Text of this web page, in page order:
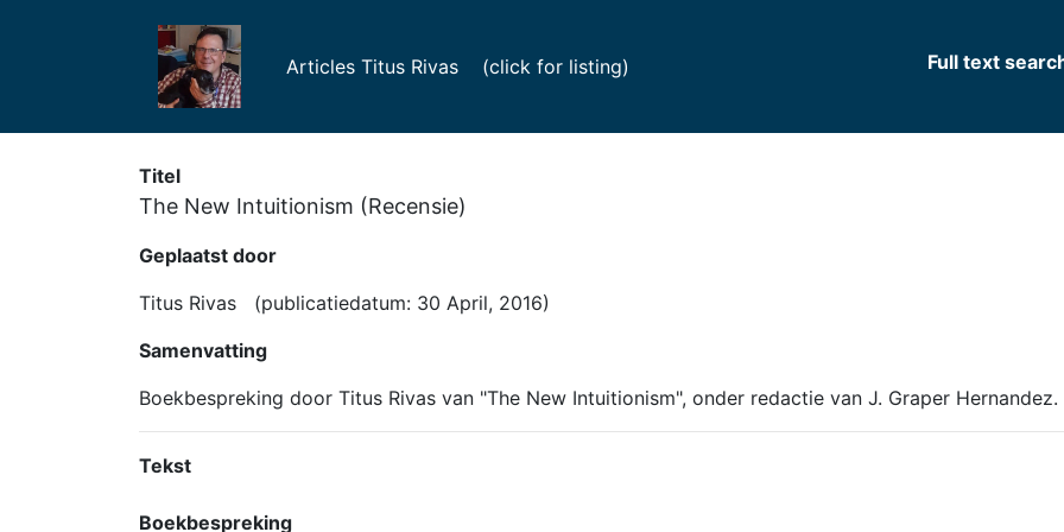
Articles Titus Rivas (click for listing) Full text
Titel
The New Intuitionism (Recensie)
Geplaatst door
Titus Rivas (publicatiedatum: 30 April, 2016)
Samenvatting
Boekbespreking door Titus Rivas van "The New Intuitionism", onder redactie van J. Graper Hernandez.
Tekst
Boekbespreking